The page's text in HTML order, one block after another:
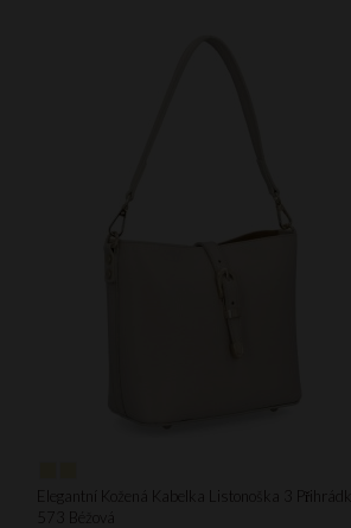
Elegantní Kožená Kabelka Listonoška 3 Přihrádky
573 Béžová